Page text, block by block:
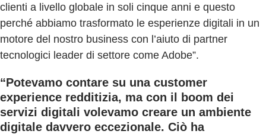
clienti a livello globale in soli cinque anni e questo
perché abbiamo trasformato le esperienze digitali in un
motore del nostro business con l’aiuto di partner
tecnologici leader di settore come Adobe”.
“Potevamo contare su una customer
experience redditizia, ma con il boom dei
servizi digitali volevamo creare un ambiente
digitale davvero eccezionale. Ciò ha